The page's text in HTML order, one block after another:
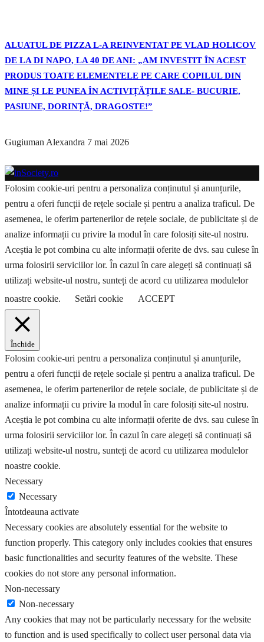
ALUATUL DE PIZZA L-A REINVENTAT PE VLAD HOLICOV
DE LA DI NAPO, LA 40 DE ANI: „AM INVESTIT ÎN ACEST
PRODUS TOATE ELEMENTELE PE CARE COPILUL DIN
MINE ȘI LE PUNEA ÎN ACTIVIȚĂȚILE SALE- BUCURIE,
PASIUNE, DORINȚĂ, DRAGOSTE!”
Gugiuman Alexandra 7 mai 2026
Folosim cookie-uri pentru a personaliza conținutul și anunțurile,
pentru a oferi funcții de rețele sociale și pentru a analiza traficul. De
asemenea, le oferim partenerilor de rețele sociale, de publicitate și de
analize informații cu privire la modul în care folosiți site-ul nostru.
Aceștia le pot combina cu alte informații oferite de dvs. sau culese în
urma folosirii serviciilor lor. În cazul în care alegeți să continuați să
utilizați website-ul nostru, sunteți de acord cu utilizarea modulelor
noastre cookie.
Setări cookie ACCEPT
Închide
Folosim cookie-uri pentru a personaliza conținutul și anunțurile,
pentru a oferi funcții de rețele sociale și pentru a analiza traficul. De
asemenea, le oferim partenerilor de rețele sociale, de publicitate și de
analize informații cu privire la modul în care folosiți site-ul nostru.
Aceștia le pot combina cu alte informații oferite de dvs. sau culese în
urma folosirii serviciilor lor. În cazul în care alegeți să continuați să
utilizați website-ul nostru, sunteți de acord cu utilizarea modulelor
noastre cookie.
Necessary
Necessary
Întotdeauna activate
Necessary cookies are absolutely essential for the website to
function properly. This category only includes cookies that ensures
basic functionalities and security features of the website. These
cookies do not store any personal information.
Non-necessary
Non-necessary
Any cookies that may not be particularly necessary for the website
to function and is used specifically to collect user personal data via